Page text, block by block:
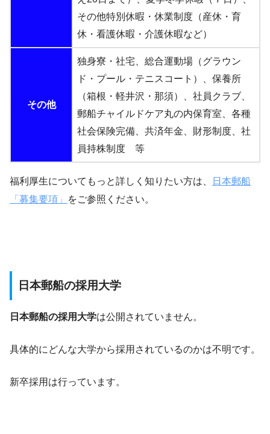
その他特別休暇・休業制度（産休・育
休・看護休暇・介護休暇など）
その他
独身寮・社宅、総合運動場（グラウン
ド・プール・テニスコート）、保養所
（箱根・軽井沢・那須）、社員クラブ、
郵船チャイルドケア丸の内保育室、各種
社会保険完備、共済年金、財形制度、社
員持株制度 等
福利厚生についてもっと詳しく知りたい方は、
日本郵船
「募集要項」
をご参照ください。
日本郵船の採用大学
日本郵船の採用大学は公開されていません。
具体的にどんな大学から採用されているのかは不明です。
新卒採用は行っています。